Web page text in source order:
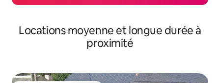
Locations moyenne et longue durée à
proximité